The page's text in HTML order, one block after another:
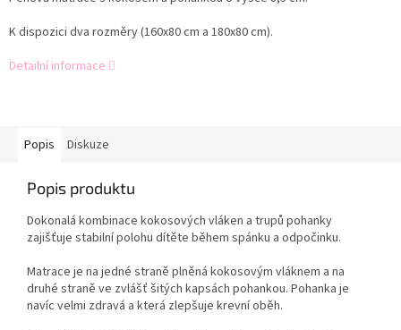
K dispozici dva rozměry (160x80 cm a 180x80 cm).
Detailní informace
Popis Diskuze
Popis produktu
Dokonalá kombinace kokosových vláken a trupů pohanky
zajišťuje stabilní polohu dítěte během spánku a odpočinku.
Matrace je na jedné straně plněná kokosovým vláknem a na
druhé straně ve zvlášť šitých kapsách pohankou. Pohanka je
navíc velmi zdravá a která zlepšuje krevní oběh.